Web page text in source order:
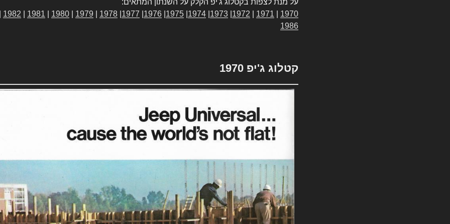
1970
1971
1972
1973
1974
1975
1976
1977
1978
1979
1980
1981
1982
1986
קטלוג ג'יפ 1970